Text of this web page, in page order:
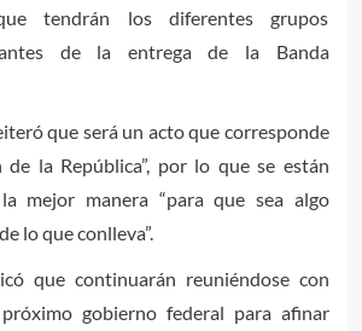
tendrán los diferentes grupos
antes de la entrega de la Banda
que será un acto que corresponde
de la República”, por lo que se están
mejor manera “para que sea algo
lo que conlleva”.
que continuarán reuniéndose con
gobierno federal para afinar